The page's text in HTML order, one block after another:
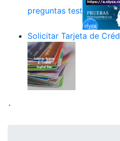
preguntas test
Solicitar Tarjeta de
.